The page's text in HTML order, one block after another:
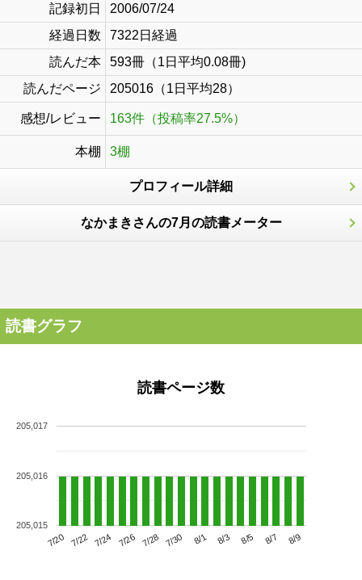
記録初日
2006/07/24
経過日数
7322日経過
読んだ本
593冊（1日平均0.08冊)
読んだページ
205016（1日平均28）
感想/レビュー 163件（投稿率27.5%）
本棚 3棚
プロフィール詳細
なかまきさんの7月の読書メーター
読書グラフ
読書ページ数
7/20 7/22 7/24 7/26 7/28 7/30 8/1 8/3 8/5 8/7 8/9
205,015
205,016
205,017